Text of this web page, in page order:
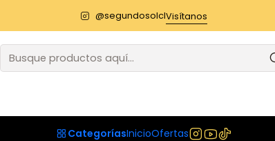
CategoríasInicioOfertas
@segundosolclVisítanos